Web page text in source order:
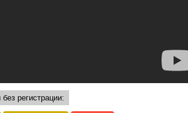
регистрации: